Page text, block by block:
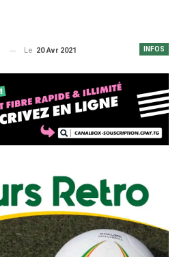
INFOS
Le 20 Avr 2021